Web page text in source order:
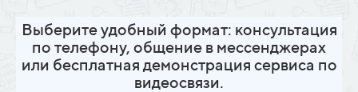
Выберите удобный формат: консультация
по телефону, общение в мессенджерах
или бесплатная демонстрация сервиса по
видеосвязи.